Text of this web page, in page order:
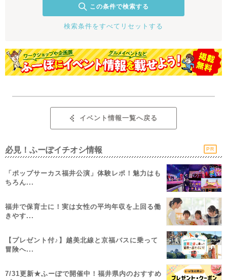
この条件で検索する
検索条件をすべてリセットする
イベント情報一覧へ戻る
必見！ふーぽイチオシ情報 PR
「ポップサーカス福井公演」体験レポ！魅力はも
ちろん...
福井で保育士に！実は女性の平均年収を上回る働
きやす...
【プレゼント付♪】越美北線と京福バスに乗って
冒険へ...
7/31更新★ふーぽで開催中！福井県内のおすすめ